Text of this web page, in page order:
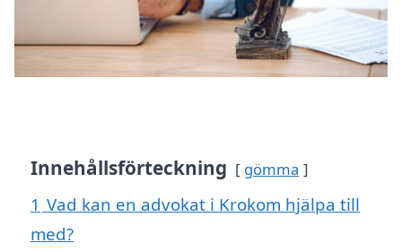
Innehållsförteckning gömma
1 Vad kan en advokat i Krokom hjälpa till
med?